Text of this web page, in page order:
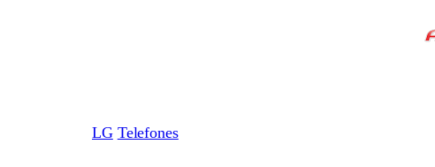
LG Telefones